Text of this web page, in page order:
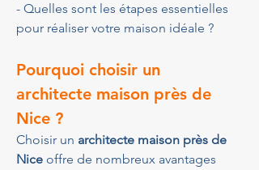
- Quelles sont les étapes essentielles
pour réaliser votre maison idéale ?
Pourquoi choisir un
architecte maison près de
Nice ?
Choisir un architecte maison près de
Nice offre de nombreux avantages